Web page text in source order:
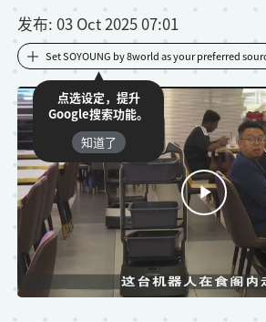
发布: 03 Oct 2025 07:01
Set SOYOUNG by 8world as your preferred
点选设定，提升
Google搜索功能。
知道了